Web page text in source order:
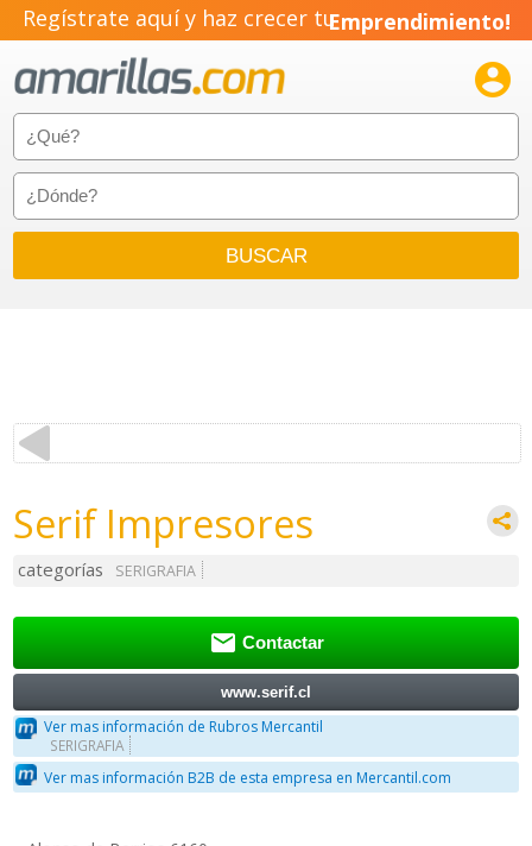
Regístrate aquí y haz crecer tuEmprendimiento!

Serif Impresores
categorías SERIGRAFIA
 Contactar
www.serif.cl
Ver mas información de Rubros Mercantil
SERIGRAFIA
Ver mas información B2B de esta empresa en Mercantil.com